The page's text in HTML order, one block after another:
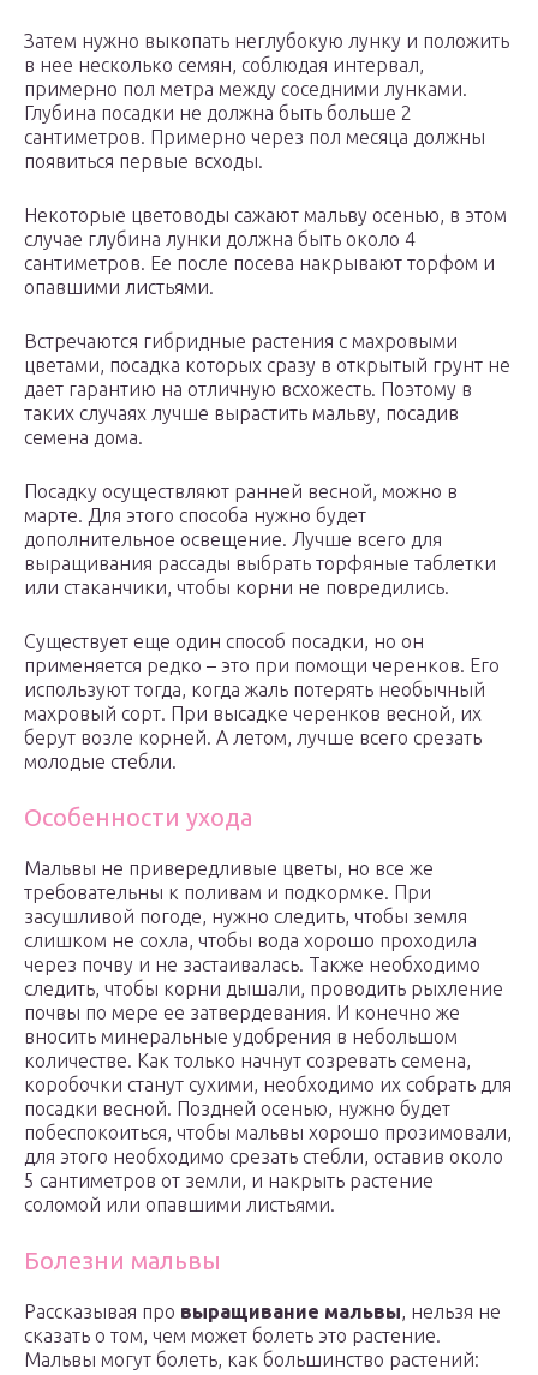
Затем нужно выкопать неглубокую лунку и положить
в нее несколько семян, соблюдая интервал,
примерно пол метра между соседними лунками.
Глубина посадки не должна быть больше 2
сантиметров. Примерно через пол месяца должны
появиться первые всходы.
Некоторые цветоводы сажают мальву осенью, в этом
случае глубина лунки должна быть около 4
сантиметров. Ее после посева накрывают торфом и
опавшими листьями.
Встречаются гибридные растения с махровыми
цветами, посадка которых сразу в открытый грунт не
дает гарантию на отличную всхожесть. Поэтому в
таких случаях лучше вырастить мальву, посадив
семена дома.
Посадку осуществляют ранней весной, можно в
марте. Для этого способа нужно будет
дополнительное освещение. Лучше всего для
выращивания рассады выбрать торфяные таблетки
или стаканчики, чтобы корни не повредились.
Существует еще один способ посадки, но он
применяется редко – это при помощи черенков. Его
используют тогда, когда жаль потерять необычный
махровый сорт. При высадке черенков весной, их
берут возле корней. А летом, лучше всего срезать
молодые стебли.
Особенности ухода
Мальвы не привередливые цветы, но все же
требовательны к поливам и подкормке. При
засушливой погоде, нужно следить, чтобы земля
слишком не сохла, чтобы вода хорошо проходила
через почву и не застаивалась. Также необходимо
следить, чтобы корни дышали, проводить рыхление
почвы по мере ее затвердевания. И конечно же
вносить минеральные удобрения в небольшом
количестве. Как только начнут созревать семена,
коробочки станут сухими, необходимо их собрать для
посадки весной. Поздней осенью, нужно будет
побеспокоиться, чтобы мальвы хорошо прозимовали,
для этого необходимо срезать стебли, оставив около
5 сантиметров от земли, и накрыть растение
соломой или опавшими листьями.
Болезни мальвы
Рассказывая про выращивание мальвы, нельзя не
сказать о том, чем может болеть это растение.
Мальвы могут болеть, как большинство растений: